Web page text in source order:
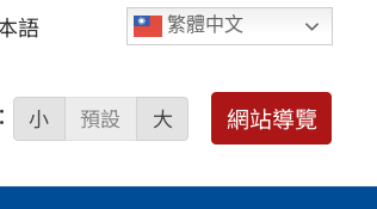
繁體中文
語
小 預設 大 網站導覽